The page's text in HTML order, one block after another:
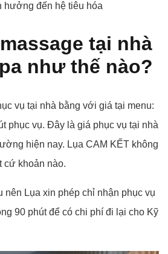
hưởng đến hệ tiêu hóa
tại nhà
như thế nào?
vụ tại nhà bằng với giá tại menu:
phục vụ. Đây là giá phục vụ tại nhà
hiện nay. Lụa CAM KẾT không
cứ khoản nào.
nên Lụa xin phép chỉ nhận phục vụ
90 phút để có chi phí đi lại cho Kỹ